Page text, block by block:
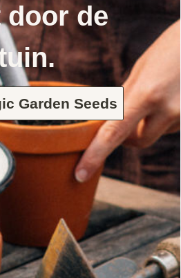
door de
Garden Seeds